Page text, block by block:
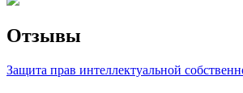
Отзывы
Защита прав интеллектуальной